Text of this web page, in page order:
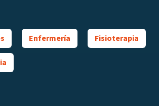
Enfermería Fisioterapia